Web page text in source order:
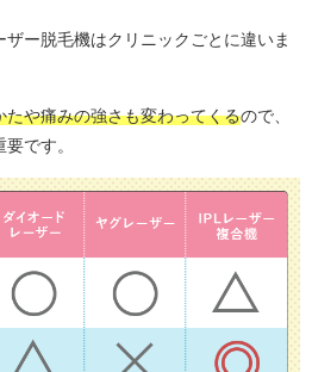
ー脱毛機はクリニックごとに違いま
や痛みの強さも変わってくるので、
です。